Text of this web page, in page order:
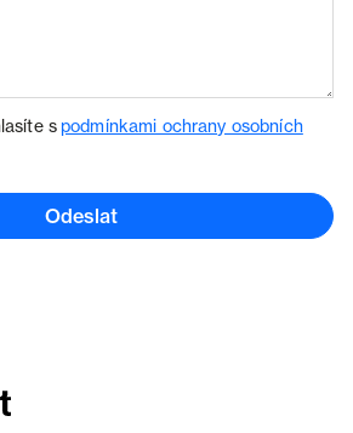
spodmínkami ochrany osobních
Odeslat